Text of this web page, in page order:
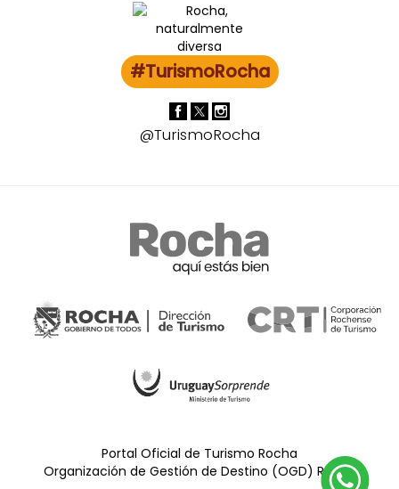
#TurismoRocha
@TurismoRocha
Portal Oficial de Turismo Rocha
Organización de Gestión de Destino (OGD) Rocha